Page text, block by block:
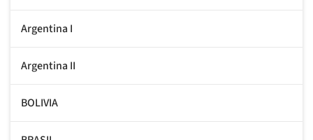
Argentina I
Argentina II
BOLIVIA